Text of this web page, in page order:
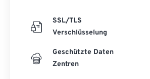
SSL/TLS
Verschlüsselung
Geschützte Daten
Zentren